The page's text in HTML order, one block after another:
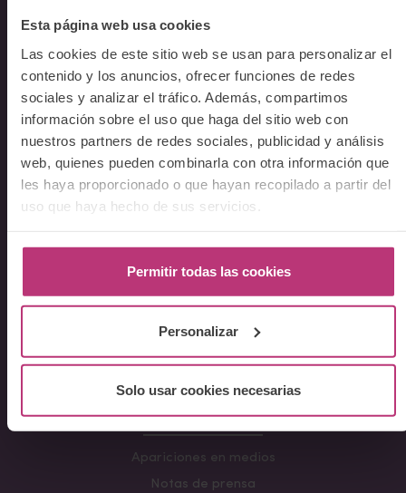
Esta página web usa cookies
Las cookies de este sitio web se usan para personalizar el
contenido y los anuncios, ofrecer funciones de redes
sociales y analizar el tráfico. Además, compartimos
información sobre el uso que haga del sitio web con
nuestros partners de redes sociales, publicidad y análisis
web, quienes pueden combinarla con otra información que
les haya proporcionado o que hayan recopilado a partir del
uso que haya hecho de sus servicios.
Permitir todas las cookies
Personalizar
Solo usar cookies necesarias
Docentes
Cursos
Conferencia Neurociencia de la Lactancia y aplicaciones
clínicas
Fundamentos en Salud Mental Perinatal
Herramientas de Psicoterapia Perinatal
Lactancia y Salud Mental
La mirada perinatal en el ámbito social
Formación avanzada en acompañamiento y atención al
Comunicación
Apariciones en medios
Notas de prensa